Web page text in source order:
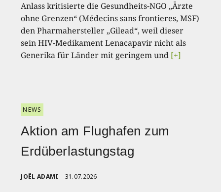
Anlass kritisierte die Gesundheits-NGO „Ärzte
ohne Grenzen“ (Médecins sans frontieres, MSF)
den Pharmahersteller „Gilead“, weil dieser
sein HIV-Medikament Lenacapavir nicht als
Generika für Länder mit geringem und [+]
NEWS
Aktion am Flughafen zum
Erdüberlastungstag
JOËL ADAMI 31.07.2026